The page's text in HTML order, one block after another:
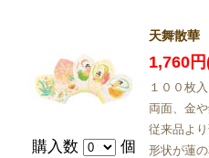
購入数 個
天舞散華
1,760
１００枚
両面、金
従来品よ
形状が蓮